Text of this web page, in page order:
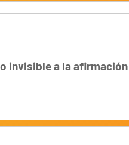
invisible a la afirmación